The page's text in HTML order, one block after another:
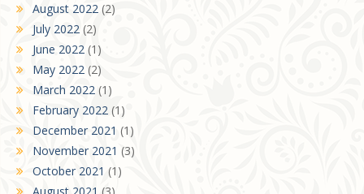
August 2022 (2)
July 2022 (2)
June 2022 (1)
May 2022 (2)
March 2022 (1)
February 2022 (1)
December 2021 (1)
November 2021 (3)
October 2021 (1)